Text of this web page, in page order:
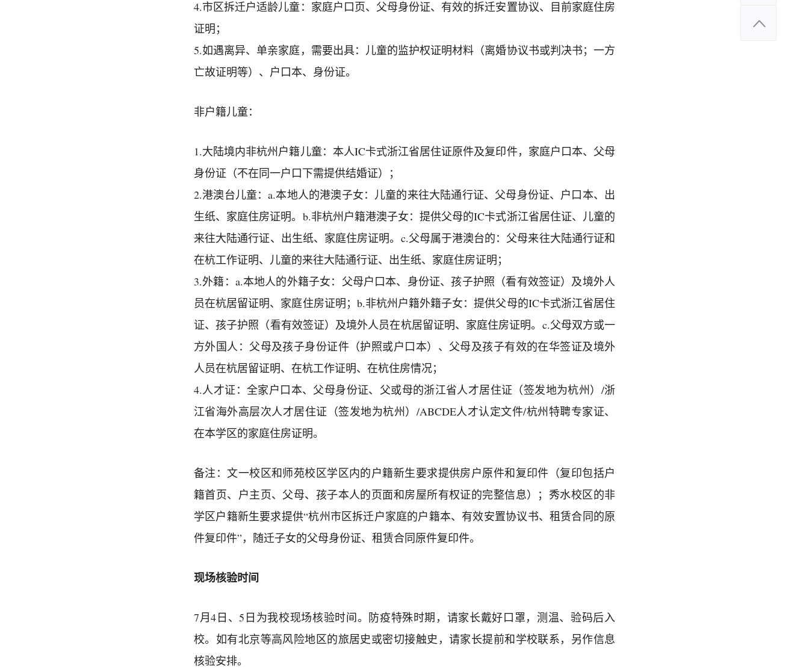
4.市区拆迁户适龄儿童：家庭户口页、父母身份证、有效的拆迁安置协议、目前家庭住房
证明；
5.如遇离异、单亲家庭，需要出具：儿童的监护权证明材料（离婚协议书或判决书；一方
亡故证明等）、户口本、身份证。
非户籍儿童：
1.大陆境内非杭州户籍儿童：本人IC卡式浙江省居住证原件及复印件，家庭户口本、父母
身份证（不在同一户口下需提供结婚证）；
2.港澳台儿童：a.本地人的港澳子女：儿童的来往大陆通行证、父母身份证、户口本、出
生纸、家庭住房证明。b.非杭州户籍港澳子女：提供父母的IC卡式浙江省居住证、儿童的
来往大陆通行证、出生纸、家庭住房证明。c.父母属于港澳台的：父母来往大陆通行证和
在杭工作证明、儿童的来往大陆通行证、出生纸、家庭住房证明；
3.外籍：a.本地人的外籍子女：父母户口本、身份证、孩子护照（看有效签证）及境外人
员在杭居留证明、家庭住房证明；b.非杭州户籍外籍子女：提供父母的IC卡式浙江省居住
证、孩子护照（看有效签证）及境外人员在杭居留证明、家庭住房证明。c.父母双方或一
方外国人：父母及孩子身份证件（护照或户口本）、父母及孩子有效的在华签证及境外
人员在杭居留证明、在杭工作证明、在杭住房情况；
4.人才证：全家户口本、父母身份证、父或母的浙江省人才居住证（签发地为杭州）/浙
江省海外高层次人才居住证（签发地为杭州）/ABCDE人才认定文件/杭州特聘专家证、
在本学区的家庭住房证明。
备注：文一校区和师苑校区学区内的户籍新生要求提供房户原件和复印件（复印包括户
籍首页、户主页、父母、孩子本人的页面和房屋所有权证的完整信息）；秀水校区的非
学区户籍新生要求提供“杭州市区拆迁户家庭的户籍本、有效安置协议书、租赁合同的原
件复印件”，随迁子女的父母身份证、租赁合同原件复印件。
现场核验时间
7月4日、5日为我校现场核验时间。防疫特殊时期，请家长戴好口罩，测温、验码后入
校。如有北京等高风险地区的旅居史或密切接触史，请家长提前和学校联系，另作信息
核验安排。